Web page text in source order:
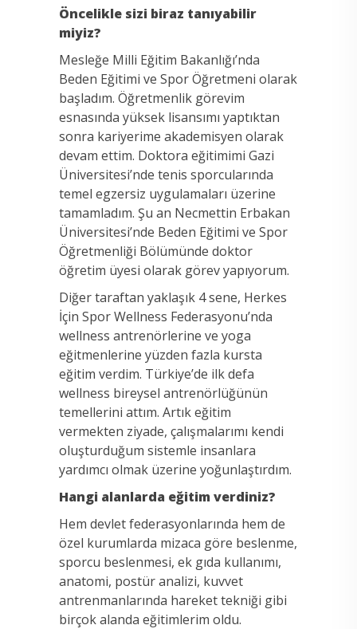
Öncelikle sizi biraz tanıyabilir
miyiz?
Mesleğe Milli Eğitim Bakanlığı’nda
Beden Eğitimi ve Spor Öğretmeni olarak
başladım. Öğretmenlik görevim
esnasında yüksek lisansımı yaptıktan
sonra kariyerime akademisyen olarak
devam ettim. Doktora eğitimimi Gazi
Üniversitesi’nde tenis sporcularında
temel egzersiz uygulamaları üzerine
tamamladım. Şu an Necmettin Erbakan
Üniversitesi’nde Beden Eğitimi ve Spor
Öğretmenliği Bölümünde doktor
öğretim üyesi olarak görev yapıyorum.
Diğer taraftan yaklaşık 4 sene, Herkes
İçin Spor Wellness Federasyonu’nda
wellness antrenörlerine ve yoga
eğitmenlerine yüzden fazla kursta
eğitim verdim. Türkiye’de ilk defa
wellness bireysel antrenörlüğünün
temellerini attım. Artık eğitim
vermekten ziyade, çalışmalarımı kendi
oluşturduğum sistemle insanlara
yardımcı olmak üzerine yoğunlaştırdım.
Hangi alanlarda eğitim verdiniz?
Hem devlet federasyonlarında hem de
özel kurumlarda mizaca göre beslenme,
sporcu beslenmesi, ek gıda kullanımı,
anatomi, postür analizi, kuvvet
antrenmanlarında hareket tekniği gibi
birçok alanda eğitimlerim oldu.